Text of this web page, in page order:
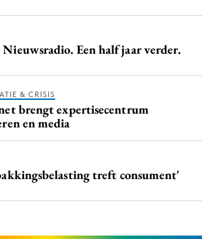
Een half jaar verder.
& CRISIS
brengt expertisecentrum
en media
treft consument'